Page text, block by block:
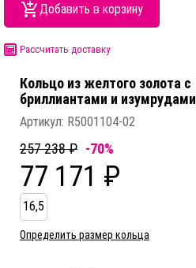
Добавить в корзину
Рассчитать доставку
Кольцо из желтого золота c
бриллиантами и изумрудами
Артикул: R5001104-02
257 238 ₽ -70%
77 171 ₽
16,5
Определить размер кольца